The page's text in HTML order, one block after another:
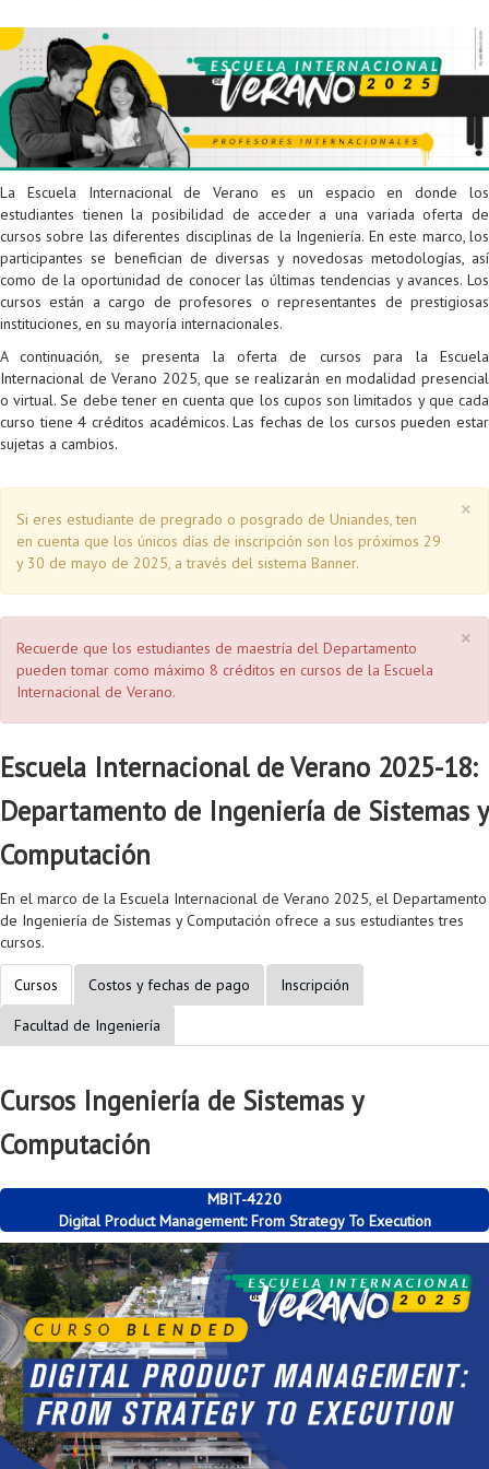
La Escuela Internacional de Verano es un espacio en donde los
estudiantes tienen la posibilidad de acceder a una variada oferta de
cursos sobre las diferentes disciplinas de la Ingeniería. En este marco, los
participantes se benefician de diversas y novedosas metodologías, así
como de la oportunidad de conocer las últimas tendencias y avances. Los
cursos están a cargo de profesores o representantes de prestigiosas
instituciones, en su mayoría internacionales.
A continuación, se presenta la oferta de cursos para la Escuela
Internacional de Verano 2025, que se realizarán en modalidad presencial
o virtual. Se debe tener en cuenta que los cupos son limitados y que cada
curso tiene 4 créditos académicos. Las fechas de los cursos pueden estar
sujetas a cambios.
×
Si eres estudiante de pregrado o posgrado de Uniandes, ten
en cuenta que los únicos días de inscripción son los próximos 29
y 30 de mayo de 2025, a través del sistema Banner.
×
Recuerde que los estudiantes de maestría del Departamento
pueden tomar como máximo 8 créditos en cursos de la Escuela
Internacional de Verano.
Escuela Internacional de Verano 2025-18:
Departamento de Ingeniería de Sistemas y
Computación
En el marco de la Escuela Internacional de Verano 2025, el Departamento
de Ingeniería de Sistemas y Computación ofrece a sus estudiantes tres
cursos.
Cursos Costos y fechas de pago Inscripción
Facultad de Ingeniería
Cursos Ingeniería de Sistemas y
Computación
MBIT-4220
Digital Product Management: From Strategy To Execution
Reingreso
Reintegro
Retiro voluntario
Transferencia
Tarifas
Grado